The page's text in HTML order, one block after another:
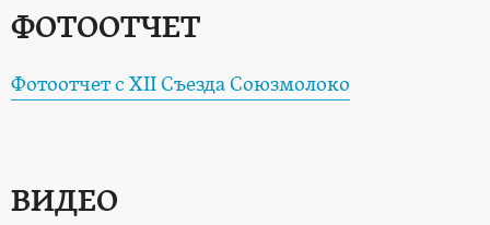
ФОТООТЧЕТ
Фотоотчет с XII Съезда Союзмолоко
ВИДЕО